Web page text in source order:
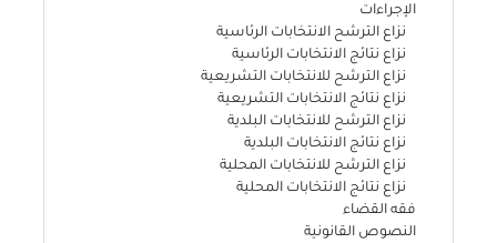
الإجراءات
نزاع الترشح الانتخابات الرئاسية
نزاع نتائج الانتخابات الرئاسية
نزاع الترشح للانتخابات التشريعية
نزاع نتائج الانتخابات التشريعية
نزاع الترشح للانتخابات البلدية
نزاع نتائج الانتخابات البلدية
نزاع الترشح للانتخابات المحلية
نزاع نتائج الانتخابات المحلية
فقه القضاء
النصوص القانونية